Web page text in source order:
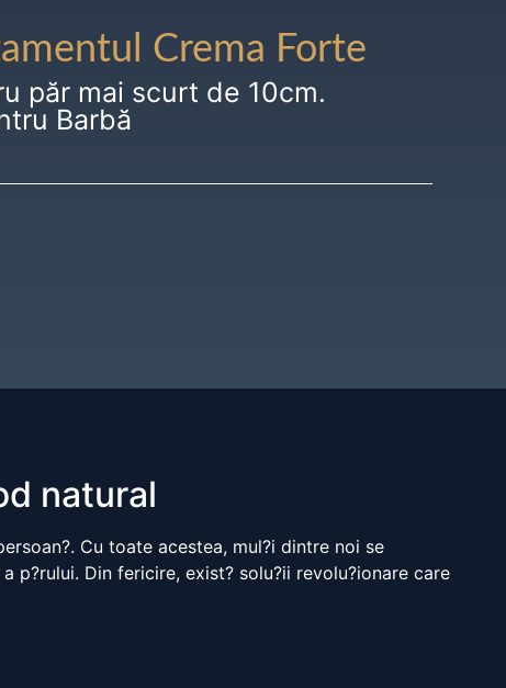
Crema Forte
păr mai scurt de 10cm.
Barbă
natural
Cu toate acestea, mul?i dintre noi se
p?rului. Din fericire, exist? solu?ii revolu?ionare care